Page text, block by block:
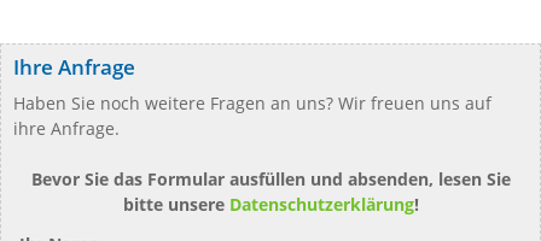
Ihre Anfrage
Haben Sie noch weitere Fragen an uns? Wir freuen uns auf
ihre Anfrage.
Bevor Sie das Formular ausfüllen und absenden, lesen Sie
bitte unsere Datenschutzerklärung!